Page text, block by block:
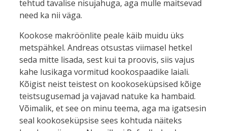
tehtud tavalise nisujahuga, aga mulle maitsevad
need ka nii väga.
Kookose makröönlite peale käib muidu üks
metspähkel. Andreas otsustas viimasel hetkel
seda mitte lisada, sest kui ta proovis, siis vajus
kahe lusikaga vormitud kookospaadike laiali.
Kõigist neist teistest on kookoseküpsised kõige
teistsugusemad ja vajavad natuke ka hambaid.
Võimalik, et see on minu teema, aga ma igatsesin
seal kookoseküpsise sees kohtuda näiteks